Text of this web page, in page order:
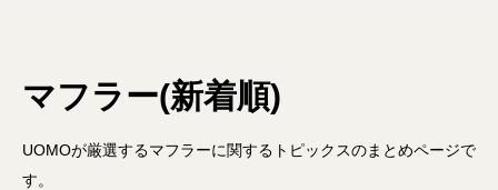
マフラー(新着順)
UOMOが厳選するマフラーに関するトピックスのまとめページで
す。